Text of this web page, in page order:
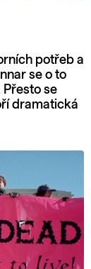
potřeb a
se o to
Přesto se
dramatická